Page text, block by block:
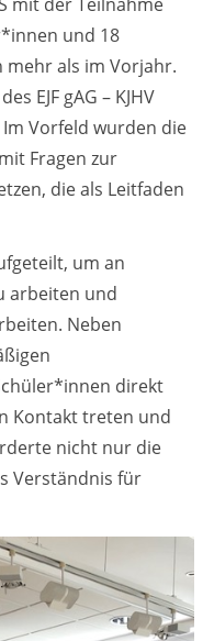
und 18
mehr als im Vorjahr.
EJF gAG – KJHV
Im Vorfeld wurden die
Fragen zur
die als Leitfaden
um an
arbeiten und
Neben
direkt
Kontakt treten und
nicht nur die
Verständnis für